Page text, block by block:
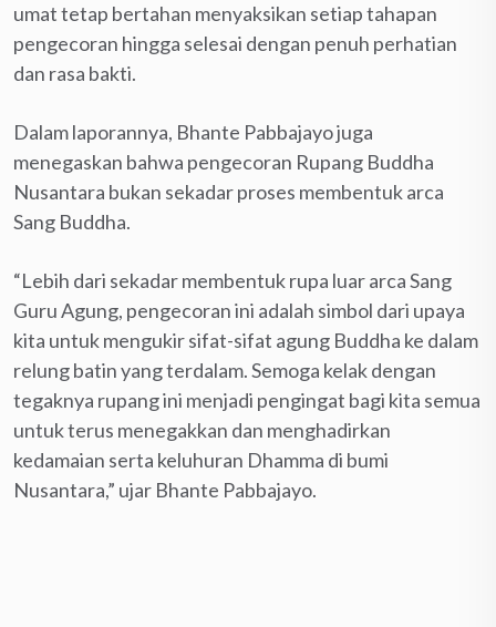
umat tetap bertahan menyaksikan setiap tahapan
pengecoran hingga selesai dengan penuh perhatian
dan rasa bakti.
Dalam laporannya, Bhante Pabbajayo juga
menegaskan bahwa pengecoran Rupang Buddha
Nusantara bukan sekadar proses membentuk arca
Sang Buddha.
“Lebih dari sekadar membentuk rupa luar arca Sang
Guru Agung, pengecoran ini adalah simbol dari upaya
kita untuk mengukir sifat-sifat agung Buddha ke dalam
relung batin yang terdalam. Semoga kelak dengan
tegaknya rupang ini menjadi pengingat bagi kita semua
untuk terus menegakkan dan menghadirkan
kedamaian serta keluhuran Dhamma di bumi
Nusantara,” ujar Bhante Pabbajayo.